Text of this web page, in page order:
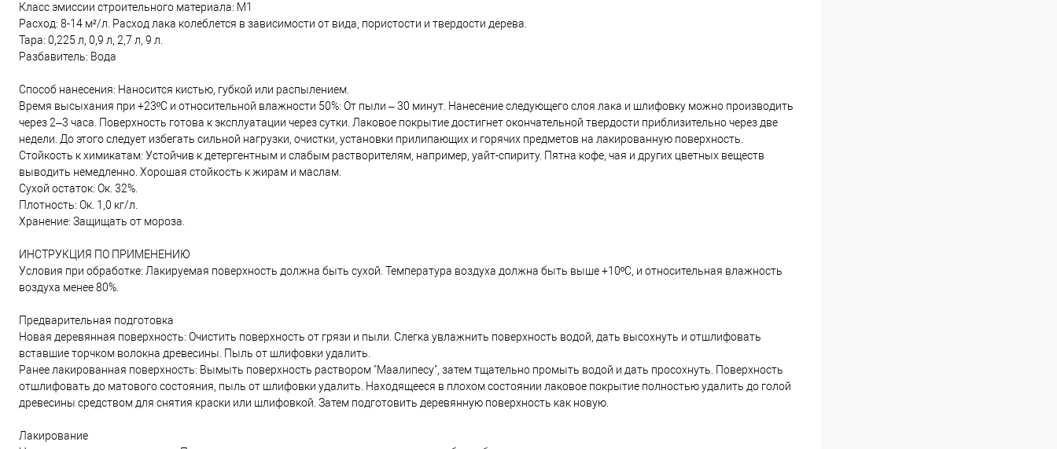
Класс эмиссии строительного материала: M1
Расход: 8-14 м²/л. Расход лака колеблется в зависимости от вида, пористости и твердости дерева.
Тара: 0,225 л, 0,9 л, 2,7 л, 9 л.
Разбавитель: Вода
Способ нанесения: Наносится кистью, губкой или распылением.
Время высыхания при +23ºС и относительной влажности 50%: От пыли – 30 минут. Нанесение следующего слоя лака и шлифовку можно производить
через 2–3 часа. Поверхность готова к эксплуатации через сутки. Лаковое покрытие достигнет окончательной твердости приблизительно через две
недели. До этого следует избегать сильной нагрузки, очистки, установки прилипающих и горячих предметов на лакированную поверхность.
Стойкость к химикатам: Устойчив к детергентным и слабым растворителям, например, уайт-спириту. Пятна кофе, чая и других цветных веществ
выводить немедленно. Хорошая стойкость к жирам и маслам.
Сухой остаток: Ок. 32%.
Плотность: Ок. 1,0 кг/л.
Хранение: Защищать от мороза.
ИНСТРУКЦИЯ ПО ПРИМЕНЕНИЮ
Условия при обработке: Лакируемая поверхность должна быть сухой. Температура воздуха должна быть выше +10ºС, и относительная влажность
воздуха менее 80%.
Предварительная подготовка
Новая деревянная поверхность: Очистить поверхность от грязи и пыли. Слегка увлажнить поверхность водой, дать высохнуть и отшлифовать
вставшие торчком волокна древесины. Пыль от шлифовки удалить.
Ранее лакированная поверхность: Вымыть поверхность раствором "Маалипесу", затем тщательно промыть водой и дать просохнуть. Поверхность
отшлифовать до матового состояния, пыль от шлифовки удалить. Находящееся в плохом состоянии лаковое покрытие полностью удалить до голой
древесины средством для снятия краски или шлифовкой. Затем подготовить деревянную поверхность как новую.
Лакирование